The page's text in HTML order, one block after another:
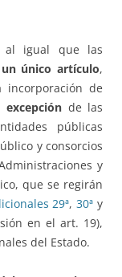
al igual que las
un único artículo,
de
excepción de las
públicas
y consorcios
y
que se regirán
29ª,30ª y
en el art. 19),
del Estado.